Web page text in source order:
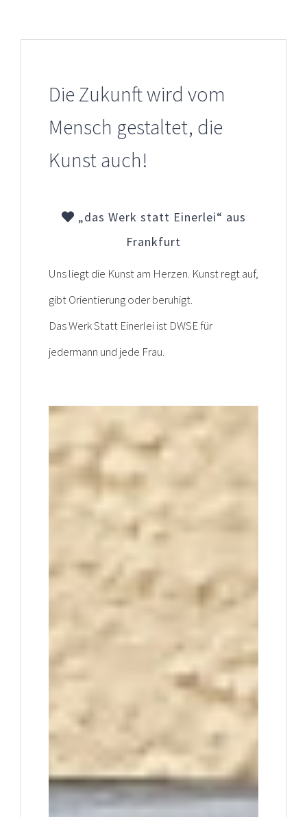
Die Zukunft wird vom
Mensch gestaltet, die
Kunst auch!
„das Werk statt Einerlei“ aus
Frankfurt
Uns liegt die Kunst am Herzen. Kunst regt auf,
gibt Orientierung oder beruhigt.
Das Werk Statt Einerlei ist DWSE für
jedermann und jede Frau.